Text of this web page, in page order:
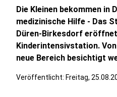
Die Kleinen bekommen in
medizinische Hilfe - Das
Düren-Birkesdorf
Kinderintensivstation.
neue Bereich besichtigt
Veröffentlicht: Freitag,